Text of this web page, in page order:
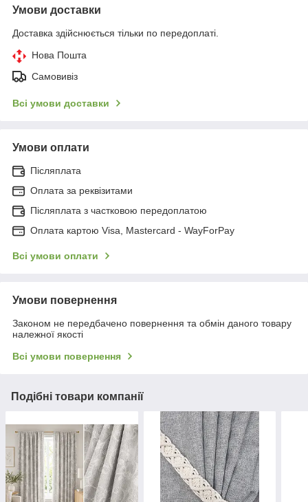
Умови доставки
Доставка здійснюється тільки по передоплаті.
Нова Пошта
Самовивіз
Всі умови доставки
Умови оплати
Післяплата
Оплата за реквізитами
Післяплата з частковою передоплатою
Оплата картою Visa, Mastercard - WayForPay
Всі умови оплати
Умови повернення
Законом не передбачено повернення та обмін даного товару
належної якості
Всі умови повернення
Подібні товари компанії